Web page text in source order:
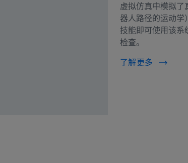
虚拟仿真中模拟了
器人路径的运动学
技能即可使用该系
检查。
了解更多